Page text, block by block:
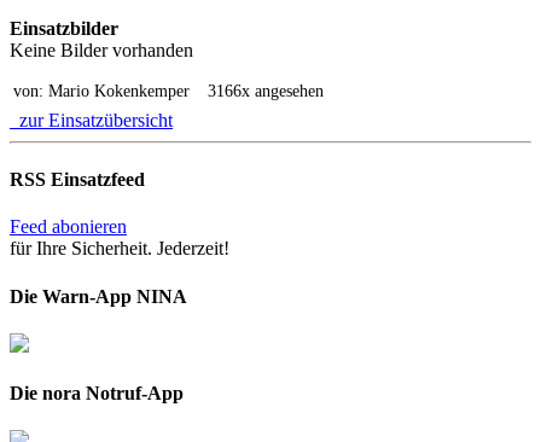
Einsatzbilder
Keine Bilder vorhanden
von: Mario Kokenkemper 3166x angesehen
zur Einsatzübersicht
RSS Einsatzfeed
Feed abonieren
für Ihre Sicherheit. Jederzeit!
Die Warn-App NINA
Die nora Notruf-App